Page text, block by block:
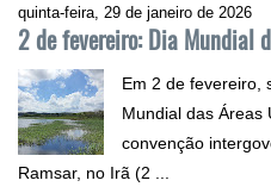
quinta-feira, 29 de janeiro de 2026
2 de fevereiro: Dia Mundial
Em 2 de fevereiro,
Mundial das Áreas
convenção
Ramsar, no Irã (2 ...